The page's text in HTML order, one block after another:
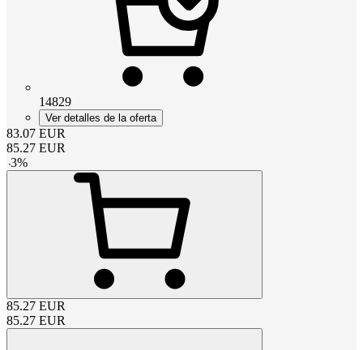
14829
Ver detalles de la oferta
83.07 EUR
85.27 EUR
-3%
85.27 EUR
85.27 EUR